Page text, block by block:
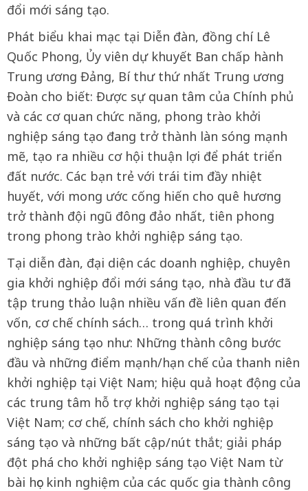
đổi mới sáng tạo.
Phát biểu khai mạc tại Diễn đàn, đồng chí Lê
Quốc Phong, Ủy viên dự khuyết Ban chấp hành
Trung ương Đảng, Bí thư thứ nhất Trung ương
Đoàn cho biết: Được sự quan tâm của Chính phủ
và các cơ quan chức năng, phong trào khởi
nghiệp sáng tạo đang trở thành làn sóng mạnh
mẽ, tạo ra nhiều cơ hội thuận lợi để phát triển
đất nước. Các bạn trẻ với trái tim đầy nhiệt
huyết, với mong ước cống hiến cho quê hương
trở thành đội ngũ đông đảo nhất, tiên phong
trong phong trào khởi nghiệp sáng tạo.
Tại diễn đàn, đại diện các doanh nghiệp, chuyên
gia khởi nghiệp đổi mới sáng tạo, nhà đầu tư đã
tập trung thảo luận nhiều vấn đề liên quan đến
vốn, cơ chế chính sách… trong quá trình khởi
nghiệp sáng tạo như: Những thành công bước
đầu và những điểm mạnh/hạn chế của thanh niên
khởi nghiệp tại Việt Nam; hiệu quả hoạt động của
các trung tâm hỗ trợ khởi nghiệp sáng tạo tại
Việt Nam; cơ chế, chính sách cho khởi nghiệp
sáng tạo và những bất cập/nút thắt; giải pháp
đột phá cho khởi nghiệp sáng tạo Việt Nam từ
bài học kinh nghiệm của các quốc gia thành công